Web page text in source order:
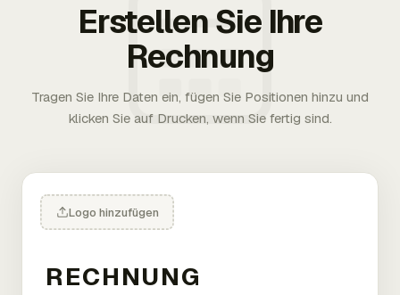
Erstellen Sie Ihre
Rechnung
Tragen Sie Ihre Daten ein, fügen Sie Positionen hinzu und
klicken Sie auf Drucken, wenn Sie fertig sind.
Logo hinzufügen